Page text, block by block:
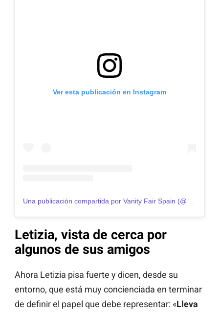
Ver esta publicación en Instagram
Letizia, vista de cerca por
algunos de sus amigos
Ahora Letizia pisa fuerte y dicen, desde su
entorno, que está muy concienciada en terminar
de definir el papel que debe representar: «Lleva